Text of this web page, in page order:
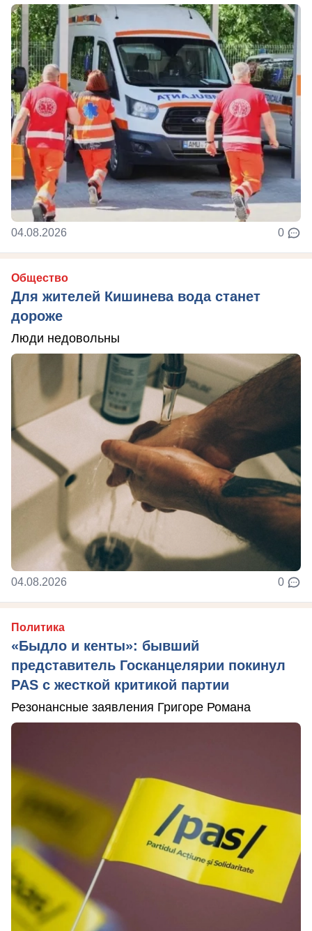
04.08.2026 0
Общество
Для жителей Кишинева вода станет
дороже
Люди недовольны
04.08.2026 0
Политика
«Быдло и кенты»: бывший
представитель Госканцелярии покинул
PAS с жесткой критикой партии
Резонансные заявления Григоре Романа